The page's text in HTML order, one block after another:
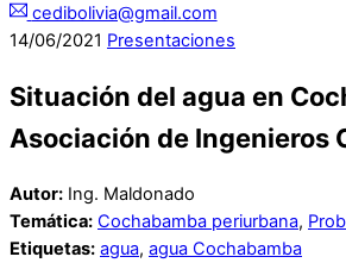
cedibolivia@gmail.com
14/06/2021 Presentaciones
Situación del agua en
Asociación de Ingenieros
Autor: Ing. Maldonado
Temática: Cochabamba periurbana,
Etiquetas: agua, agua Cochabamba